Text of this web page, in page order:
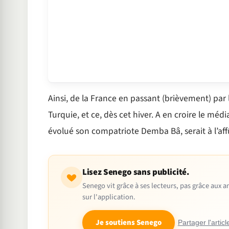
Ainsi, de la France en passant (brièvement) par
Turquie, et ce, dès cet hiver. A en croire le
évolué son compatriote Demba Bâ, serait à
Lisez Senego sans publicité.
Senego vit grâce à ses lecteurs, pas grâce
sur l'application.
Je soutiens Senego Partager